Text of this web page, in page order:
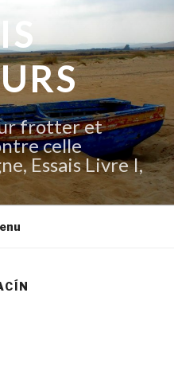
frotter et
celle
Essais Livre I,